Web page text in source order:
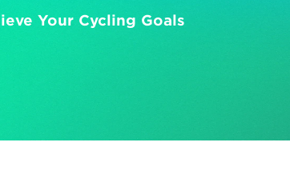
Your Cycling Goals